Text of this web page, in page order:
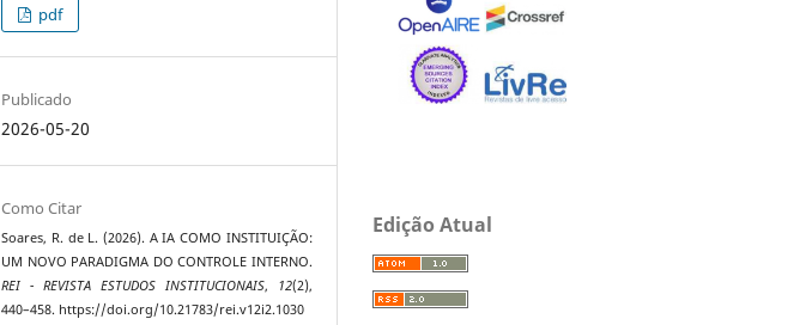
pdf
Publicado
2026-05-20
Como Citar
Soares, R. de L. (2026). A IA COMO INSTITUIÇÃO:
UM NOVO PARADIGMA DO CONTROLE INTERNO.
REI - REVISTA ESTUDOS INSTITUCIONAIS, 12(2),
440–458. https://doi.org/10.21783/rei.v12i2.1030
Edição Atual